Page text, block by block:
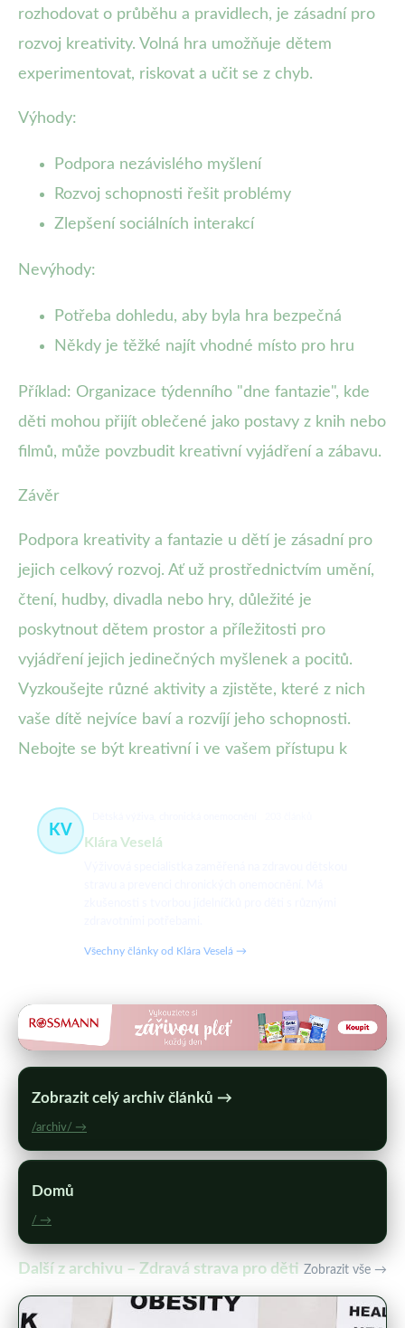
rozhodovat o průběhu a pravidlech, je zásadní pro
rozvoj kreativity. Volná hra umožňuje dětem
experimentovat, riskovat a učit se z chyb.
Výhody:
Podpora nezávislého myšlení
Rozvoj schopnosti řešit problémy
Zlepšení sociálních interakcí
Nevýhody:
Potřeba dohledu, aby byla hra bezpečná
Někdy je těžké najít vhodné místo pro hru
Příklad: Organizace týdenního "dne fantazie", kde
děti mohou přijít oblečené jako postavy z knih nebo
filmů, může povzbudit kreativní vyjádření a zábavu.
Závěr
Podpora kreativity a fantazie u dětí je zásadní pro
jejich celkový rozvoj. Ať už prostřednictvím umění,
čtení, hudby, divadla nebo hry, důležité je
poskytnout dětem prostor a příležitosti pro
vyjádření jejich jedinečných myšlenek a pocitů.
Vyzkoušejte různé aktivity a zjistěte, které z nich
vaše dítě nejvíce baví a rozvíjí jeho schopnosti.
Nebojte se být kreativní i ve vašem přístupu k
KV
Klára Veselá
Všechny články od Klára Veselá →
Zobrazit celý archiv článků →
/archiv/ →
Domů
/ →
Další z archivu – Zdravá strava pro děti Zobrazit vše →